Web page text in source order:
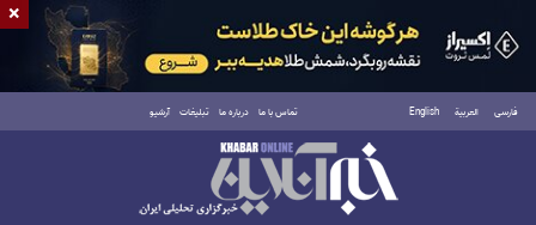
فارسی العربية English تماس با ما درباره ما تبلیغات آرشیو
پنجشنبه ۱۵ مرداد ۱۴۰۵
×